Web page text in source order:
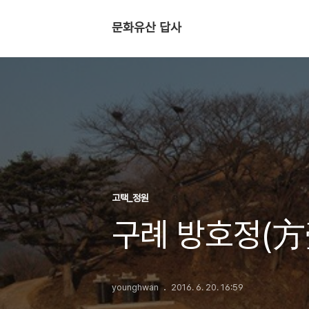
문화유산 답사
고택_정원
구례 방호정(
younghwan 2016. 6. 20. 16:59